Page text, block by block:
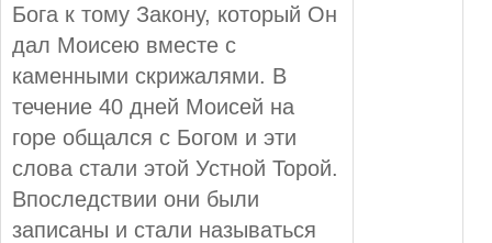
Бога к тому Закону, который Он
дал Моисею вместе с
каменными скрижалями. В
течение 40 дней Моисей на
горе общался с Богом и эти
слова стали этой Устной Торой.
Впоследствии они были
записаны и стали называться